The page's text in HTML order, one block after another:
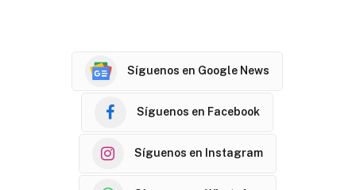
Síguenos en Google News
Síguenos en Facebook
Síguenos en Instagram